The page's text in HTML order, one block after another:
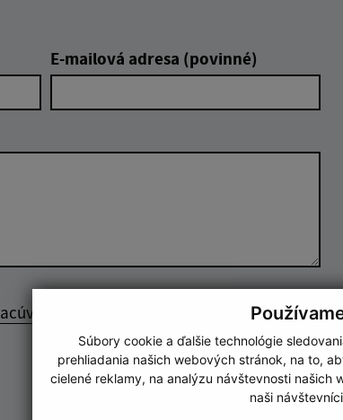
Súbory cookie a ďalšie technológie
prehliadania našich webových stránok, na to,
cielené reklamy, na analýzu návštevnosti
naši
E-mailová adresa (povinné)
Odoslať správu